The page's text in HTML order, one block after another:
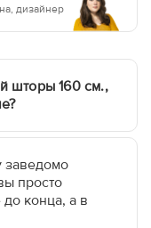
дизайнер
шторы 160 см.,
заведомо
просто
конца, а в